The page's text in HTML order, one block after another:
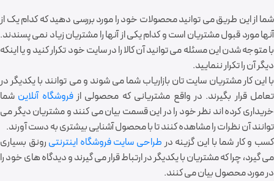
شما از این طریق می توانید محصولات خود را مورد بررسی دهید که کدام یک از
آنها مورد قبول مشتریان است و کدام یکی از آنها را مشتریان زیاد نمی پسندند.
با متوجه شدن این مسئله می توانید آن کالا را در سایت خود تکرار کنید و یا اینکه
دیگر آن را تکرار ننمایید.
با این کار مشتریان سایت تان بازاریاب شما می شوند و می توانند با یکدیگر در
تعامل قرار بگیرند. در واقع مشتریانی که محصولی ازفروشگاه آنلاین شما
خریداری کرده اند نظر خود را در این قسمت بیان می کنند و مشتریان دیگر می
توانند آن نظرات را مشاهده کنند تا با محصول آشنایی بیشتری به دست آورند.
کسب و کار شما با این گزینه در طراحی سایت فروشگاه اینترنتی رونق بسیاری
می گیرد، چرا که مشتریان با یکدیگر در ارتباط قرار می گیرند و دیدگاه های خود را
در مورد محصول بیان می کنند.